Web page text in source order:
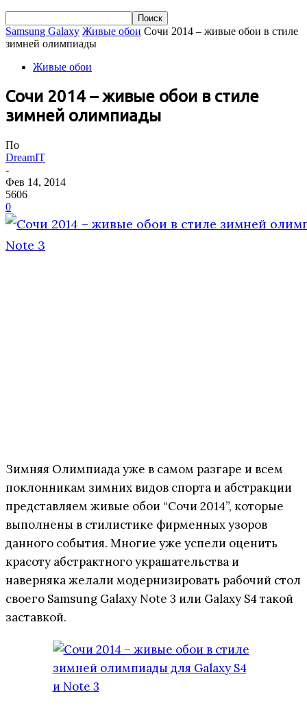
Samsung Galaxy Живые обои Сочи 2014 – живые обои в стиле
зимней олимпиады
Живые обои
Сочи 2014 – живые обои в стиле
зимней олимпиады
По
DreamIT
-
Фев 14, 2014
5606
0
Зимняя Олимпиада уже в самом разгаре и всем
поклонникам зимних видов спорта и абстракции
представляем живые обои “Сочи 2014”, которые
выполнены в стилистике фирменных узоров
данного события. Многие уже успели оценить
красоту абстрактного украшательства и
наверняка желали модернизировать рабочий стол
своего Samsung Galaxy Note 3 или Galaxy S4 такой
заставкой.